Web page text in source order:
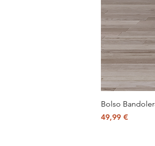
Bolso
Precio
49,99 €